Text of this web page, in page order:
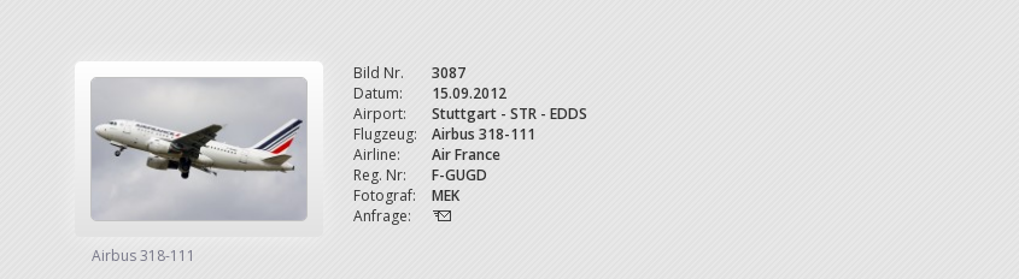
Airbus 318-111
Bild Nr.
3087
Datum:
15.09.2012
Airport:
Stuttgart - STR - EDDS
Flugzeug:
Airbus 318-111
Airline:
Air France
Reg. Nr:
F-GUGD
Fotograf:
MEK
Anfrage: